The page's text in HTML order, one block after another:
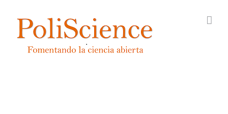
contenido